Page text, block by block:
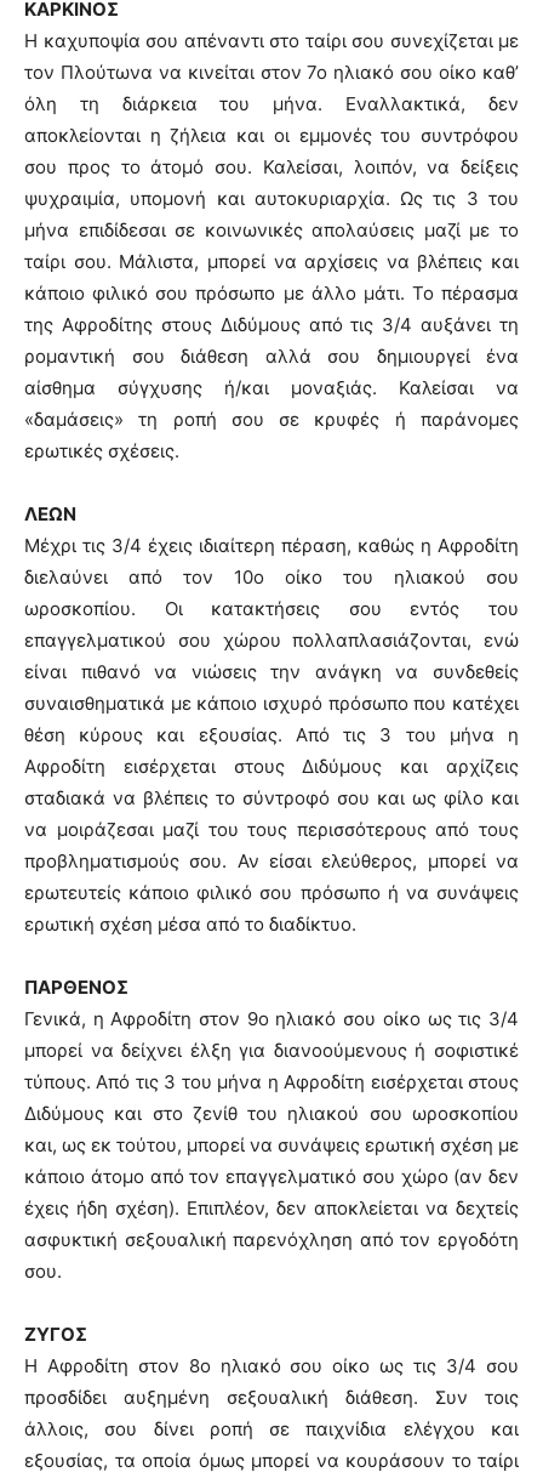
ΚΑΡΚΙΝΟΣ
Η καχυποψία σου απέναντι στο ταίρι σου συνεχίζεται με
τον Πλούτωνα να κινείται στον 7ο ηλιακό σου οίκο καθ’
όλη τη διάρκεια του μήνα. Εναλλακτικά, δεν
αποκλείονται η ζήλεια και οι εμμονές του συντρόφου
σου προς το άτομό σου. Καλείσαι, λοιπόν, να δείξεις
ψυχραιμία, υπομονή και αυτοκυριαρχία. Ως τις 3 του
μήνα επιδίδεσαι σε κοινωνικές απολαύσεις μαζί με το
ταίρι σου. Μάλιστα, μπορεί να αρχίσεις να βλέπεις και
κάποιο φιλικό σου πρόσωπο με άλλο μάτι. Το πέρασμα
της Αφροδίτης στους Διδύμους από τις 3/4 αυξάνει τη
ρομαντική σου διάθεση αλλά σου δημιουργεί ένα
αίσθημα σύγχυσης ή/και μοναξιάς. Καλείσαι να
«δαμάσεις» τη ροπή σου σε κρυφές ή παράνομες
ερωτικές σχέσεις.
ΛΕΩΝ
Μέχρι τις 3/4 έχεις ιδιαίτερη πέραση, καθώς η Αφροδίτη
διελαύνει από τον 10ο οίκο του ηλιακού σου
ωροσκοπίου. Οι κατακτήσεις σου εντός του
επαγγελματικού σου χώρου πολλαπλασιάζονται, ενώ
είναι πιθανό να νιώσεις την ανάγκη να συνδεθείς
συναισθηματικά με κάποιο ισχυρό πρόσωπο που κατέχει
θέση κύρους και εξουσίας. Από τις 3 του μήνα η
Αφροδίτη εισέρχεται στους Διδύμους και αρχίζεις
σταδιακά να βλέπεις το σύντροφό σου και ως φίλο και
να μοιράζεσαι μαζί του τους περισσότερους από τους
προβληματισμούς σου. Αν είσαι ελεύθερος, μπορεί να
ερωτευτείς κάποιο φιλικό σου πρόσωπο ή να συνάψεις
ερωτική σχέση μέσα από το διαδίκτυο.
ΠΑΡΘΕΝΟΣ
Γενικά, η Αφροδίτη στον 9ο ηλιακό σου οίκο ως τις 3/4
μπορεί να δείχνει έλξη για διανοούμενους ή σοφιστικέ
τύπους. Από τις 3 του μήνα η Αφροδίτη εισέρχεται στους
Διδύμους και στο ζενίθ του ηλιακού σου ωροσκοπίου
και, ως εκ τούτου, μπορεί να συνάψεις ερωτική σχέση με
κάποιο άτομο από τον επαγγελματικό σου χώρο (αν δεν
έχεις ήδη σχέση). Επιπλέον, δεν αποκλείεται να δεχτείς
ασφυκτική σεξουαλική παρενόχληση από τον εργοδότη
σου.
ΖΥΓΟΣ
Η Αφροδίτη στον 8ο ηλιακό σου οίκο ως τις 3/4 σου
προσδίδει αυξημένη σεξουαλική διάθεση. Συν τοις
άλλοις, σου δίνει ροπή σε παιχνίδια ελέγχου και
εξουσίας, τα οποία όμως μπορεί να κουράσουν το ταίρι